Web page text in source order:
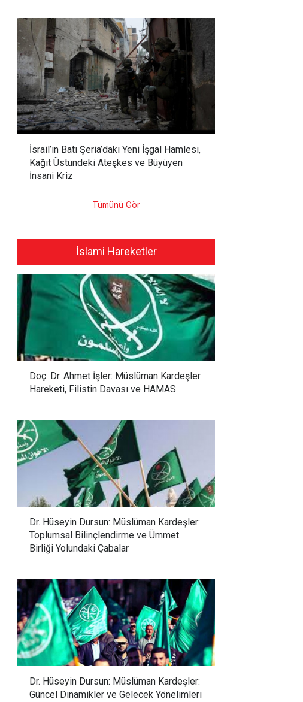
İsrail’in Batı Şeria’daki Yeni İşgal Hamlesi,
Kağıt Üstündeki Ateşkes ve Büyüyen
İnsani Kriz
Tümünü Gör
İslami Hareketler
Doç. Dr. Ahmet İşler: Müslüman Kardeşler
Hareketi, Filistin Davası ve HAMAS
Dr. Hüseyin Dursun: Müslüman Kardeşler:
Toplumsal Bilinçlendirme ve Ümmet
Birliği Yolundaki Çabalar
Dr. Hüseyin Dursun: Müslüman Kardeşler:
Güncel Dinamikler ve Gelecek Yönelimleri